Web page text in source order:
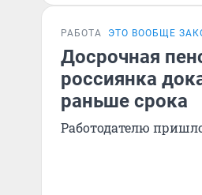
РАБОТА ЭТО ВООБЩЕ
Досрочная
россиянка
раньше срока
Работодателю